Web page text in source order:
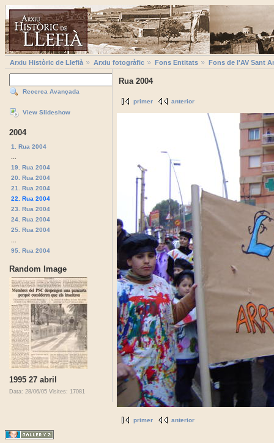
Arxiu Històric de Llefià Arxiu fotogràfic Fons Entitats Fons de l'AV Sant
Recerca Avançada
View Slideshow
2004
1. Rua 2004
19. Rua 2004
20. Rua 2004
21. Rua 2004
22. Rua 2004
23. Rua 2004
24. Rua 2004
25. Rua 2004
95. Rua 2004
Random Image
1995 27 abril
Data: 28/06/05 Visites: 17081
Rua 2004
primer anterior
primer anterior